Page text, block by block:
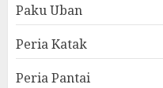
Paku Uban
Peria Katak
Peria Pantai